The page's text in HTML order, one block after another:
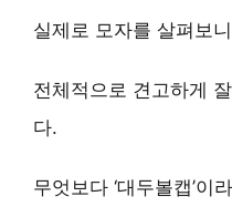
실제로 모자를 살펴보
전체적으로 견고하게
다.
무엇보다 ‘대두볼캡’이